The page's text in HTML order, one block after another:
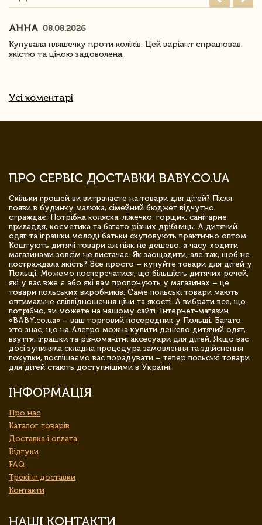
АННА 08.08.2026
Купувала пляшечку проти коліків. Цей варіант спрацював.
якістю та ціною задоволена.
Усі коментарі
ПРО СЕРВІС ДОСТАВКИ BABY.CO.UA
Скільки грошей ви витрачаєте на товари для дітей? Після
появи в будинку малюка, сімейний бюджет відчутно
страждає. Потрібна коляска, ліжечко, горщик, санітарне
приладдя, косметика та багато різних дрібниць. А дитячий
одяг та іграшки молоді батьки скуповують практично оптом.
Коштують дитячі товари аж ніяк не дешево, а часу ходити
магазинами зовсім не вистачає. Як заощадити, але так, щоб не
постраждала якість? Все просто – купуйте товари для дітей у
Польщі. Можемо посперечатися, що більшість дитячих речей,
які у вас вже є або які вам пропонують у магазинах – це
товари польських виробників. Саме польські товари мають
оптимальне співвідношення ціни та якості. А вибрати все, що
потрібно, ви можете на нашому сайті. Інтернет-магазин
«BABY.co.ua» – ваш торговий посередник у Польщі. Багато
хто знає, що на Алегро можна купити дешево дитячий одяг,
взуття, іграшки та різноманітні аксесуари для дітей. Якщо вас
досі зупиняла складна процедура замовлення та здійснення
покупки, поспішаємо вас порадувати – тепер польські товари
для дітей стають доступнішими в Україні.
ІНФОРМАЦІЯ
Про нас
Каталог товарів
Доставка і оплата
Відгуки
FAQ
Трекінг доставки
Контакти
НАШІ КОНТАКТИ